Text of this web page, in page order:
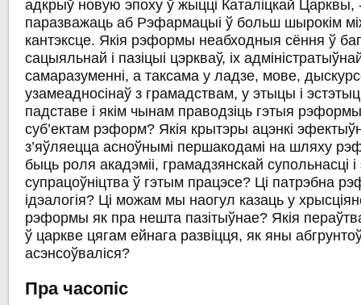
адкрыў новую эпоху ў жыцці Каталіцкай Царквы,
паразважаць аб Рэфармацыі ў больш шырокім
кантэксце. Якія рэформы неабходныя сёння ў
сацыяльнай і пазіцыі цэркваў, іх
самаразуменні, а таксама у ладзе, мове,
узамеадносінаў з грамадствам, у этыцы і
падставе і якім чынам праводзіць гэтыя
суб’ектам рэформ? Якія крытэры ацэнкі
з’яўляецца асноўнымі першакодамі на шляху
быць роля акадэміі, грамадзянскай супольнасці і
супрацоўніцтва ў гэтым працэсе? Ці патрэбна
ідэалогія? Ці можам мы наогул казаць у
рэформы як пра нешта пазітыўнае? Якія
ў царкве цягам ейнага развіцця, як яны
асэнсоўваліся?
Пра часопіс